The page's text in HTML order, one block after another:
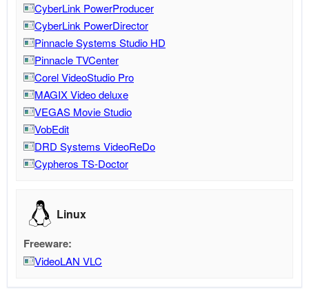
CyberLink PowerProducer
CyberLink PowerDirector
Pinnacle Systems Studio HD
Pinnacle TVCenter
Corel VideoStudio Pro
MAGIX Video deluxe
VEGAS Movie Studio
VobEdit
DRD Systems VideoReDo
Cypheros TS-Doctor
Linux
Freeware:
VideoLAN VLC